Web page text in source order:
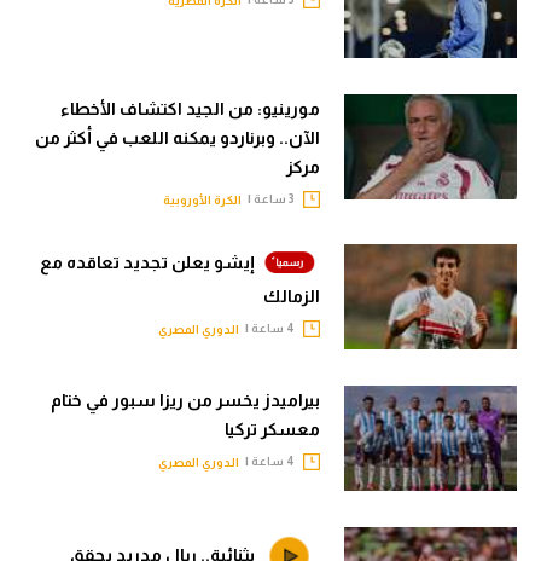
مورينيو: من الجيد اكتشاف الأخطاء
الآن.. وبرناردو يمكنه اللعب في أكثر من
مركز
الكرة الأوروبية
إيشو يعلن تجديد تعاقده مع
الزمالك
الدوري المصري
بيراميدز يخسر من ريزا سبور في ختام
معسكر تركيا
الدوري المصري
بثنائية.. ريال مدريد يحقق